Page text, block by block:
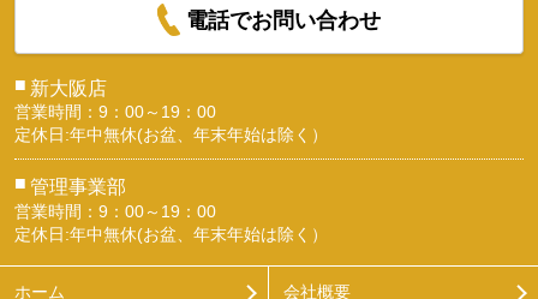
電話でお問い合わせ
■ 新大阪店
営業時間：9：00～19：00
定休日:年中無休(お盆、年末年始は除く）
■ 管理事業部
営業時間：9：00～19：00
定休日:年中無休(お盆、年末年始は除く）
ホーム 会社概要